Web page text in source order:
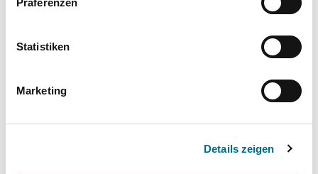
Präferenzen
Statistiken
Marketing
Details zeigen
Schnelle Verfügbarkeit
Flexible Laufzeiten ✔ - -
- -